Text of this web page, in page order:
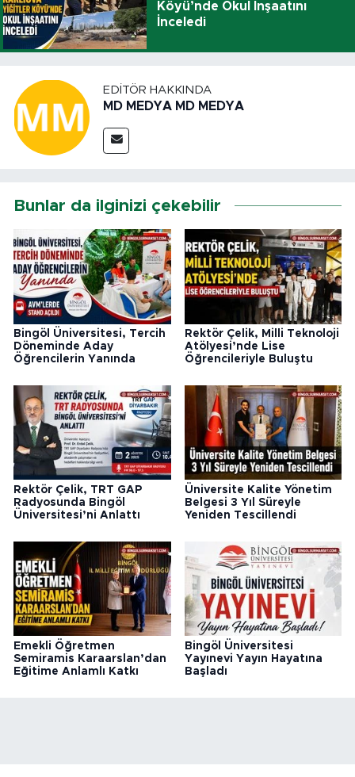
Köyü’nde Okul İnşaatını
İnceledi
EDITÖR HAKKINDA
MD MEDYA MD MEDYA
Bunlar da ilginizi çekebilir
Bingöl Üniversitesi, Tercih
Döneminde Aday
Öğrencilerin Yanında
Rektör Çelik, Milli Teknoloji
Atölyesi’nde Lise
Öğrencileriyle Buluştu
Rektör Çelik, TRT GAP
Radyosunda Bingöl
Üniversitesi’ni Anlattı
Üniversite Kalite Yönetim
Belgesi 3 Yıl Süreyle
Yeniden Tescillendi
Emekli Öğretmen
Semiramis Karaarslan’dan
Eğitime Anlamlı Katkı
Bingöl Üniversitesi
Yayınevi Yayın Hayatına
Başladı